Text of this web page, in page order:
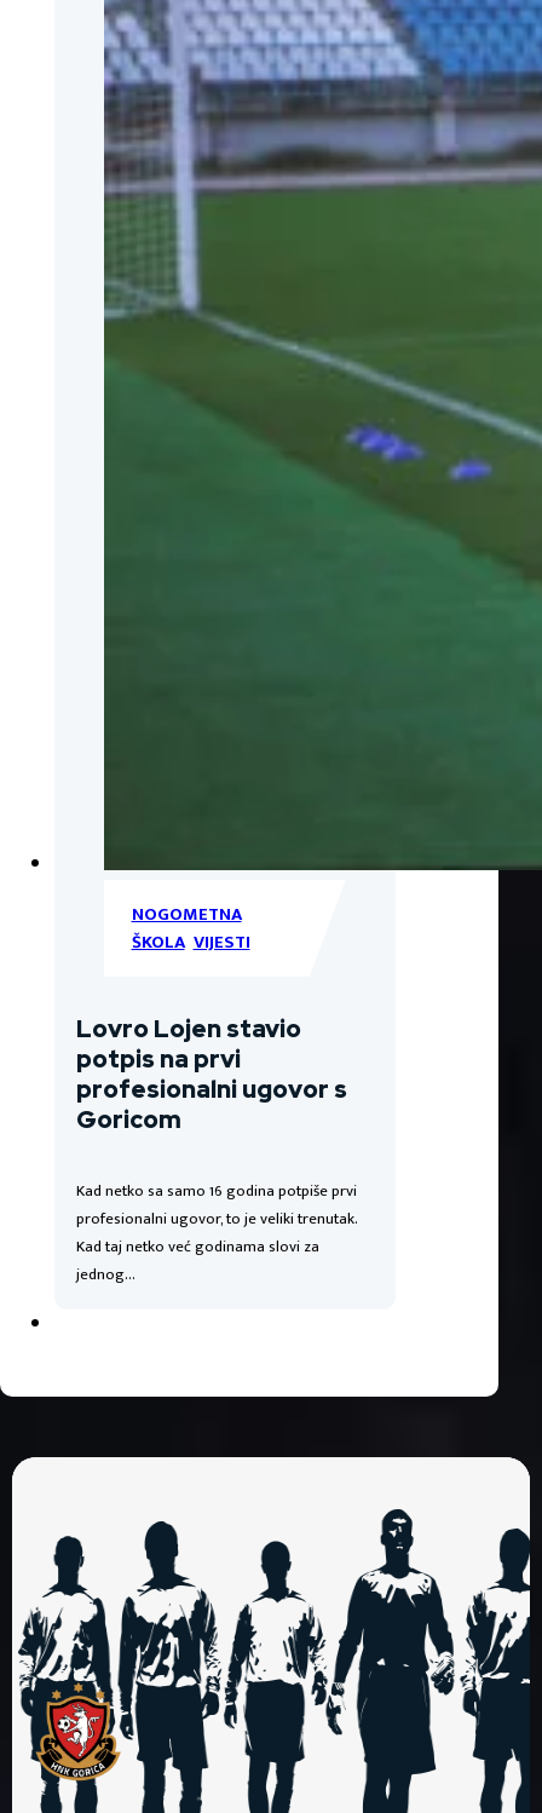
NOGOMETNA
ŠKOLA,VIJESTI
Lovro Lojen stavio
potpis na prvi
profesionalni ugovor s
Goricom
Kad netko sa samo 16 godina potpiše prvi
profesionalni ugovor, to je veliki trenutak.
Kad taj netko već godinama slovi za
jednog…